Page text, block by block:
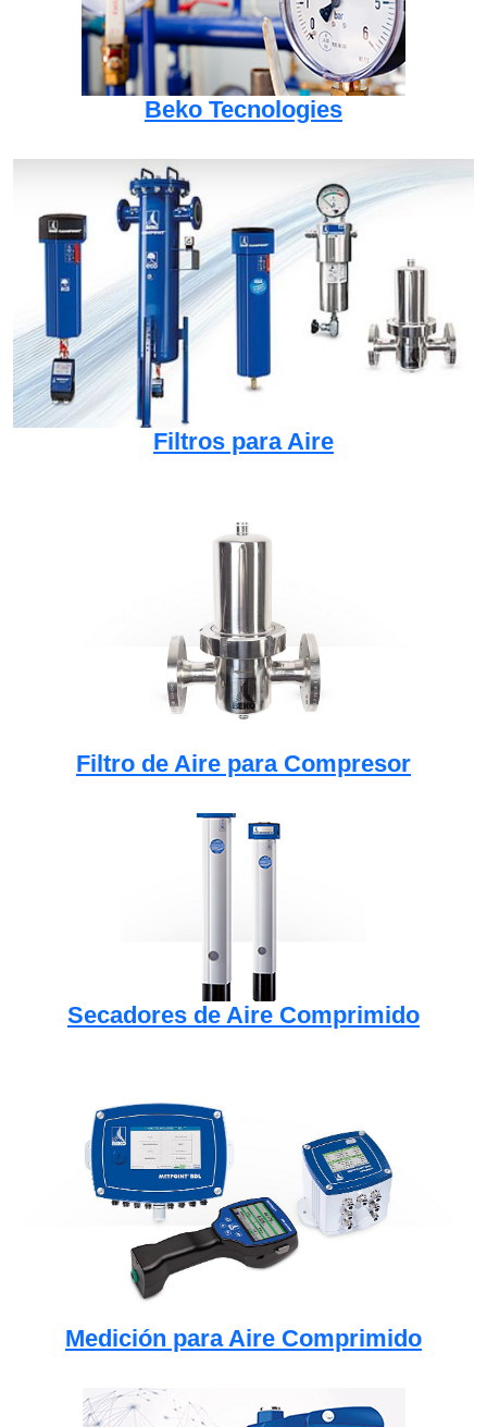
Beko Tecnologies
Filtros para Aire
Filtro de Aire para Compresor
Secadores de Aire Comprimido
Medición para Aire Comprimido